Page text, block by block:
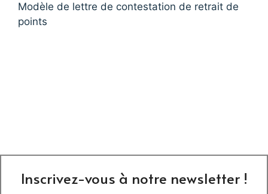
Modèle de lettre de contestation de retrait de
points
Inscrivez-vous à notre newsletter !